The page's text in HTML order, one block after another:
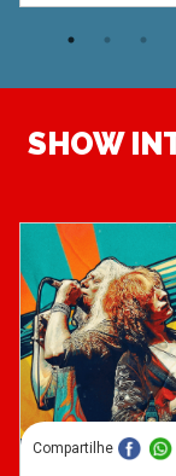
SHOW
Compartilhe